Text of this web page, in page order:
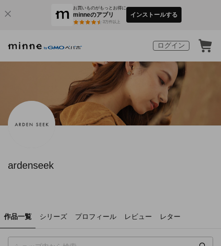
お買いものがもっとお得に
minneのアプリ
3万件以上
インストールする
ログイン
ardenseek
作品一覧 シリーズ プロフィール レビュー レター